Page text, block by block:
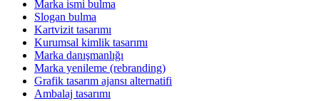
Marka ismi bulma
Slogan bulma
Kartvizit tasarımı
Kurumsal kimlik tasarımı
Marka danışmanlığı
Marka yenileme (rebranding)
Grafik tasarım ajansı alternatifi
Ambalaj tasarımı